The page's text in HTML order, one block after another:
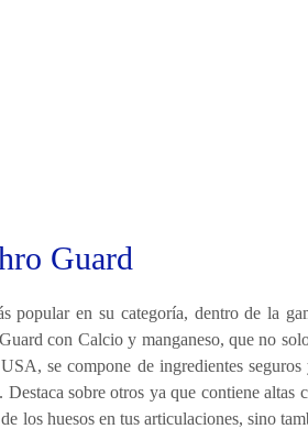
Guard
en su categoría, dentro de la
con Calcio y manganeso, que no
se compone de ingredientes
sobre otros ya que contiene
los huesos en tus articulaciones, sino